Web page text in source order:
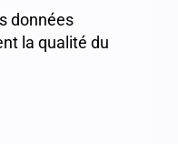
données
la qualité du